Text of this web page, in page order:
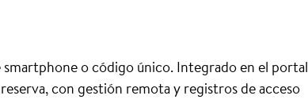
smartphone o código único. Integrado en el portal
con gestión remota y registros de acceso